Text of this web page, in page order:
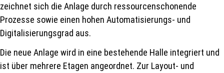
zeichnet sich die Anlage durch ressourcenschonende
Prozesse sowie einen hohen Automatisierungs- und
Digitalisierungsgrad aus.
Die neue Anlage wird in eine bestehende Halle integriert und
ist über mehrere Etagen angeordnet. Zur Layout- und